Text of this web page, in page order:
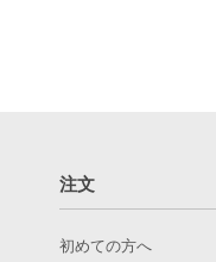
注文
初めての方へ